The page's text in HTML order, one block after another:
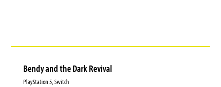
Bendy and the Dark Revival
PlayStation 5, Switch